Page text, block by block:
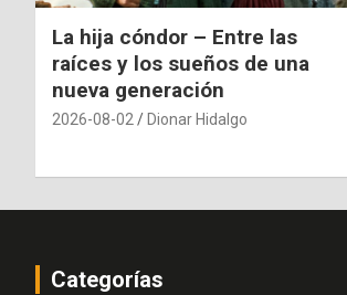
La hija cóndor – Entre las
raíces y los sueños de una
nueva generación
2026-08-02 Dionar Hidalgo
Categorías